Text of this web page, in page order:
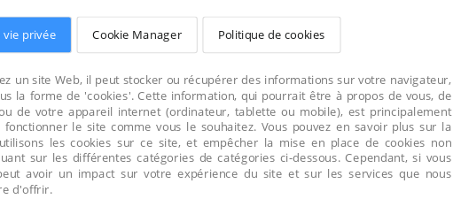
privée Cookie Manager Politique de cookies
un site Web, il peut stocker ou récupérer des informations sur votre navigateur,
la forme de 'cookies'. Cette information, qui pourrait être à propos de vous, de
de votre appareil internet (ordinateur, tablette ou mobile), est principalement
le site comme vous le souhaitez. Vous pouvez en savoir plus sur la
les cookies sur ce site, et empêcher la mise en place de cookies non
sur les différentes catégories de catégories ci-dessous. Cependant, si vous
avoir un impact sur votre expérience du site et sur les services que nous
d'offrir.
MARQUES VOTRE PROJET